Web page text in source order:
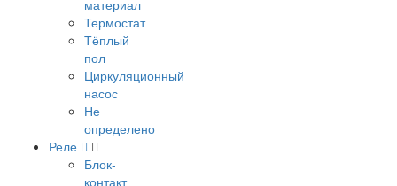
материал
Термостат
Тёплый
пол
Циркуляционный
насос
Не
определено
Реле
Блок-
контакт